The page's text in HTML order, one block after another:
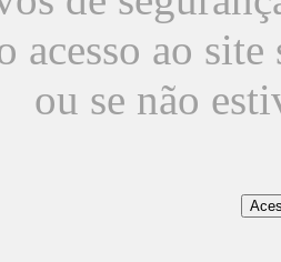
acesso ao
ou se não